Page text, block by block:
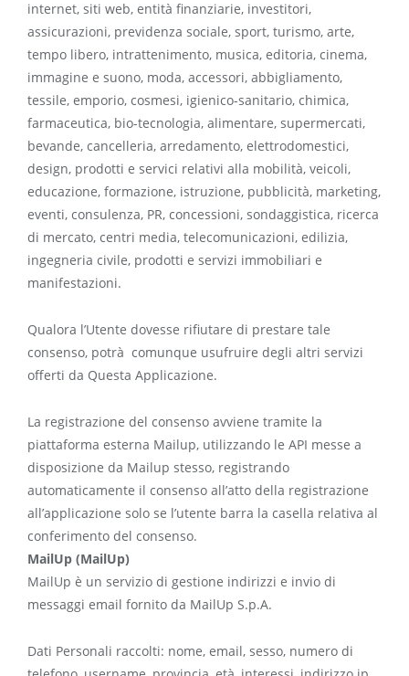
internet, siti web, entità finanziarie, investitori,
assicurazioni, previdenza sociale, sport, turismo, arte,
tempo libero, intrattenimento, musica, editoria, cinema,
immagine e suono, moda, accessori, abbigliamento,
tessile, emporio, cosmesi, igienico-sanitario, chimica,
farmaceutica, bio-tecnologia, alimentare, supermercati,
bevande, cancelleria, arredamento, elettrodomestici,
design, prodotti e servici relativi alla mobilità, veicoli,
educazione, formazione, istruzione, pubblicità, marketing,
eventi, consulenza, PR, concessioni, sondaggistica, ricerca
di mercato, centri media, telecomunicazioni, edilizia,
ingegneria civile, prodotti e servizi immobiliari e
manifestazioni.
Qualora l’Utente dovesse rifiutare di prestare tale
consenso, potrà comunque usufruire degli altri servizi
offerti da Questa Applicazione.
La registrazione del consenso avviene tramite la
piattaforma esterna Mailup, utilizzando le API messe a
disposizione da Mailup stesso, registrando
automaticamente il consenso all’atto della registrazione
all’applicazione solo se l’utente barra la casella relativa al
conferimento del consenso.
MailUp (MailUp)
MailUp è un servizio di gestione indirizzi e invio di
messaggi email fornito da MailUp S.p.A.
Dati Personali raccolti: nome, email, sesso, numero di